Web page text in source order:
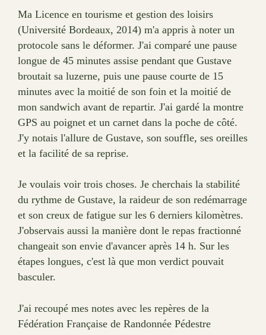
Ma Licence en tourisme et gestion des loisirs
(Université Bordeaux, 2014) m'a appris à noter un
protocole sans le déformer. J'ai comparé une pause
longue de 45 minutes assise pendant que Gustave
broutait sa luzerne, puis une pause courte de 15
minutes avec la moitié de son foin et la moitié de
mon sandwich avant de repartir. J'ai gardé la montre
GPS au poignet et un carnet dans la poche de côté.
J'y notais l'allure de Gustave, son souffle, ses oreilles
et la facilité de sa reprise.
Je voulais voir trois choses. Je cherchais la stabilité
du rythme de Gustave, la raideur de son redémarrage
et son creux de fatigue sur les 6 derniers kilomètres.
J'observais aussi la manière dont le repas fractionné
changeait son envie d'avancer après 14 h. Sur les
étapes longues, c'est là que mon verdict pouvait
basculer.
J'ai recoupé mes notes avec les repères de la
Fédération Française de Randonnée Pédestre